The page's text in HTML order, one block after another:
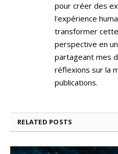
pour créer des
l'expérience
transformer
perspective en
partageant mes
réflexions sur la
publications.
RELATED POSTS